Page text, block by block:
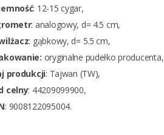
: 12-15 cygar,
: analogowy, d= 4.5 cm,
: gąbkowy, d= 5.5 cm,
oryginalne pudełko producenta,
produkcji: Tajwan (TW),
celny: 44209099900,
: 9008122095004.